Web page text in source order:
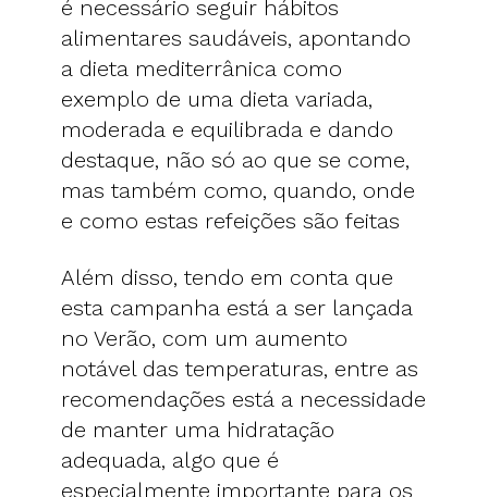
é necessário seguir hábitos
alimentares saudáveis, apontando
a dieta mediterrânica como
exemplo de uma dieta variada,
moderada e equilibrada e dando
destaque, não só ao que se come,
mas também como, quando, onde
e como estas refeições são feitas
Além disso, tendo em conta que
esta campanha está a ser lançada
no Verão, com um aumento
notável das temperaturas, entre as
recomendações está a necessidade
de manter uma hidratação
adequada, algo que é
especialmente importante para os